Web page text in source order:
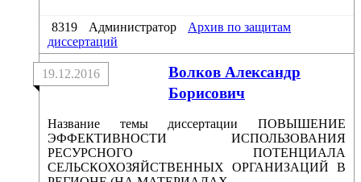
8319 Администратор
Архив по защитам
диссертаций
Волков Александр
Борисович
19.12.2016
Название темы диссертации ПОВЫШЕНИЕ
ЭФФЕКТИВНОСТИ ИСПОЛЬЗОВАНИЯ
РЕСУРСНОГО ПОТЕНЦИАЛА
СЕЛЬСКОХОЗЯЙСТВЕННЫХ ОРГАНИЗАЦИЙ В